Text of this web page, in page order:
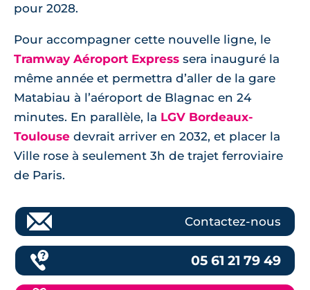
pour 2028.
Pour accompagner cette nouvelle ligne, le
Tramway Aéroport Express sera inauguré la
même année et permettra d’aller de la gare
Matabiau à l’aéroport de Blagnac en 24
minutes. En parallèle, la LGV Bordeaux-
Toulouse devrait arriver en 2032, et placer la
Ville rose à seulement 3h de trajet ferroviaire
de Paris.
Contactez-nous
05 61 21 79 49